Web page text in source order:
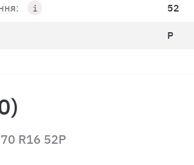
52
P
R16 52P